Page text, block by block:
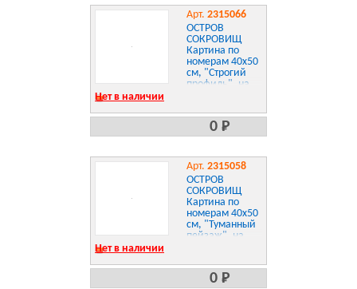
Арт. 2315066
ОСТРОВ
СОКРОВИЩ
Картина по
номерам 40х50
см, "Строгий
профиль", на
663358
Нет в наличии
0 Р
Арт. 2315058
ОСТРОВ
СОКРОВИЩ
Картина по
номерам 40х50
см, "Туманный
пейзаж", на
663335
Нет в наличии
0 Р